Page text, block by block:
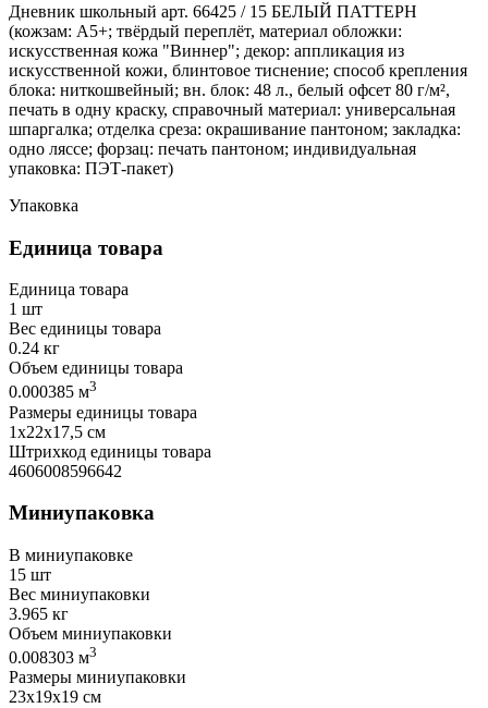
Дневник школьный арт. 66425 / 15 БЕЛЫЙ ПАТТЕРН
(кожзам: А5+; твёрдый переплёт, материал обложки:
искусственная кожа "Виннер"; декор: аппликация из
искусственной кожи, блинтовое тиснение; способ крепления
блока: ниткошвейный; вн. блок: 48 л., белый офсет 80 г/м²,
печать в одну краску, справочный материал: универсальная
шпаргалка; отделка среза: окрашивание пантоном; закладка:
одно ляссе; форзац: печать пантоном; индивидуальная
упаковка: ПЭТ-пакет)
Упаковка
Единица товара
Единица товара
1 шт
Вес единицы товара
0.24 кг
Объем единицы товара
0.000385 м3
Размеры единицы товара
1х22х17,5 см
Штрихкод единицы товара
4606008596642
Миниупаковка
В миниупаковке
15 шт
Вес миниупаковки
3.965 кг
Объем миниупаковки
0.008303 м3
Размеры миниупаковки
23х19х19 см